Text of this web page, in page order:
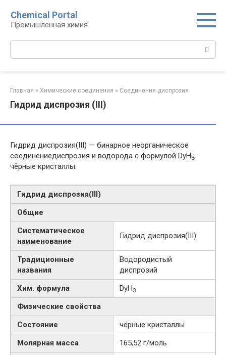
контенту
Chemical Portal
Промышленная химия
Главная » Химические соединения » Соединения диспрозия‎ ‎
Гидрид диспрозия (III)
Гидрид диспрозия(III) — бинарное неорганическое
соединениедиспрозия и водорода с формулой DyH3,
чёрные кристаллы.
Гидрид диспрозия​(III)​
Общие
Систематическое
наименование
Гидрид диспрозия​(III)​
Традиционные
названия
Водородистый
диспрозий
Хим. формула
DyH3
Физические свойства
Состояние
чёрные кристаллы
Молярная масса
165,52 г/моль